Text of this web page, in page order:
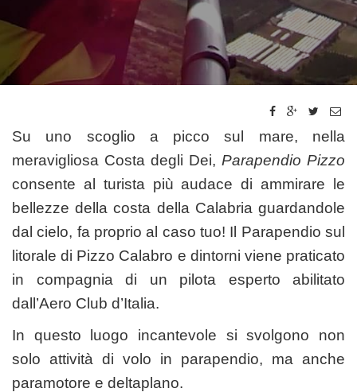
Su uno scoglio a picco sul mare, nella
meravigliosa Costa degli Dei, Parapendio Pizzo
consente al turista più audace di ammirare le
bellezze della costa della Calabria guardandole
dal cielo, fa proprio al caso tuo! Il Parapendio sul
litorale di Pizzo Calabro e dintorni viene praticato
in compagnia di un pilota esperto abilitato
dall’Aero Club d’Italia.
In questo luogo incantevole si svolgono non
solo attività di volo in parapendio, ma anche
paramotore e deltaplano.